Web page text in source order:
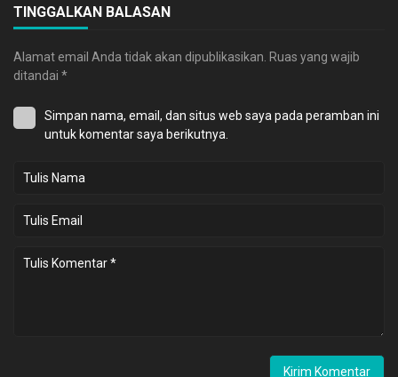
TINGGALKAN BALASAN
Alamat email Anda tidak akan dipublikasikan. Ruas yang wajib
ditandai *
Simpan nama, email, dan situs web saya pada peramban ini
untuk komentar saya berikutnya.